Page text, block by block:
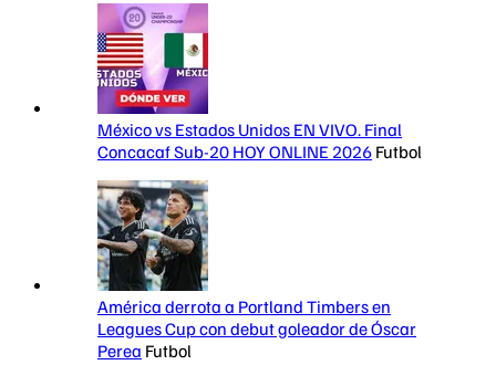
México vs Estados Unidos EN VIVO. Final
Concacaf Sub-20 HOY ONLINE 2026 Futbol
América derrota a Portland Timbers en
Leagues Cup con debut goleador de Óscar
Perea Futbol